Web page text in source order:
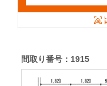
間取り番号：1915